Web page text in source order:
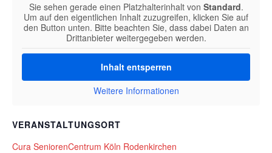
VERANSTALTUNGSORT
Cura SeniorenCentrum Köln Rodenkirchen
Sie sehen gerade einen Platzhalterinhalt von Standard.
Um auf den eigentlichen Inhalt zuzugreifen, klicken Sie auf
den Button unten. Bitte beachten Sie, dass dabei Daten an
Drittanbieter weitergegeben werden.
Inhalt entsperren
Weitere Informationen